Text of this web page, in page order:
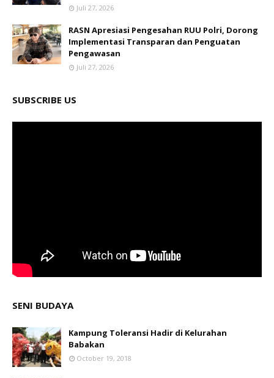
Juli 27, 2026
RASN Apresiasi Pengesahan RUU Polri, Dorong
Implementasi Transparan dan Penguatan
Pengawasan
Juli 27, 2026
SUBSCRIBE US
SENI BUDAYA
Kampung Toleransi Hadir di Kelurahan
Babakan
October 19, 2018